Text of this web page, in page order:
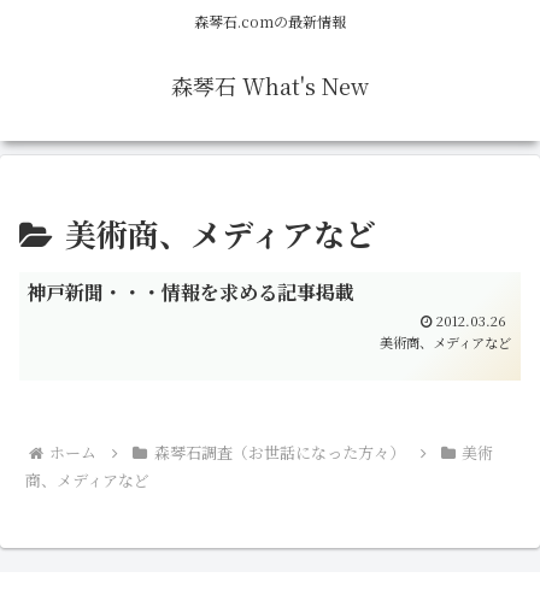
森琴石.comの最新情報
森琴石 What's New
美術商、メディアなど
神戸新聞・・・情報を求める記事掲載
2012.03.26
美術商、メディアなど
ホーム 森琴石調査（お世話になった方々）
美術
商、メディアなど